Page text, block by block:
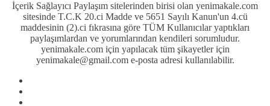
İçerik Sağlayıcı Paylaşım sitelerinden birisi olan yenimakale.com
sitesinde T.C.K 20.ci Madde ve 5651 Sayılı Kanun'un 4.cü
maddesinin (2).ci fıkrasına göre TÜM Kullanıcılar yaptıkları
paylaşımlardan ve yorumlarından kendileri sorumludur.
yenimakale.com için yapılacak tüm şikayetler için
yenimakale@gmail.com e-posta adresi kullanılabilir.